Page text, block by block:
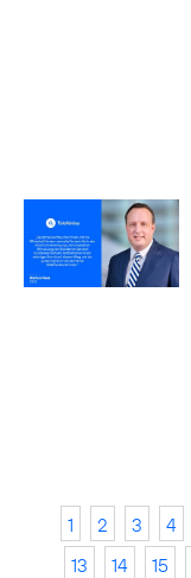
1 2 3 4
13
14 15